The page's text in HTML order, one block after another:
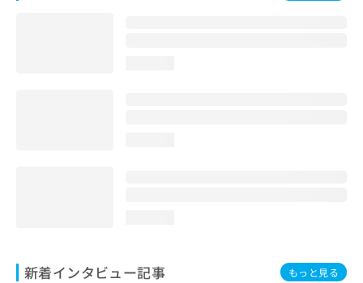
新着インタビュー記事 もっと見る